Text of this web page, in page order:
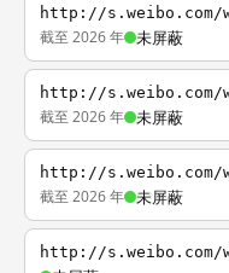
http://s.weibo.com/
截至 2026 年 未屏蔽
http://s.weibo.com/
截至 2026 年 未屏蔽
http://s.weibo.com/
截至 2026 年 未屏蔽
http://s.weibo.com/